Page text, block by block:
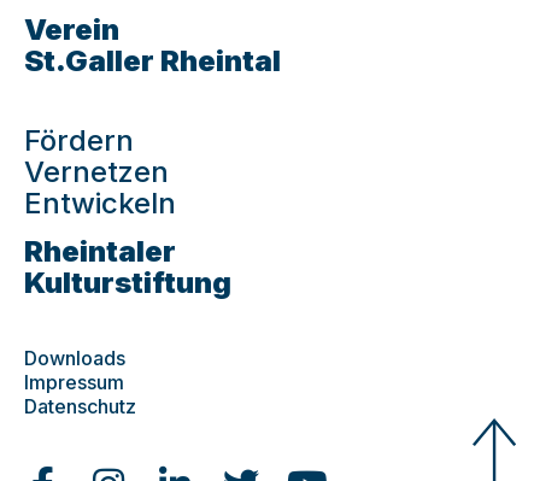
Verein
St.Galler Rheintal
Fördern
Vernetzen
Entwickeln
Rheintaler
Kulturstiftung
Downloads
Impressum
Datenschutz